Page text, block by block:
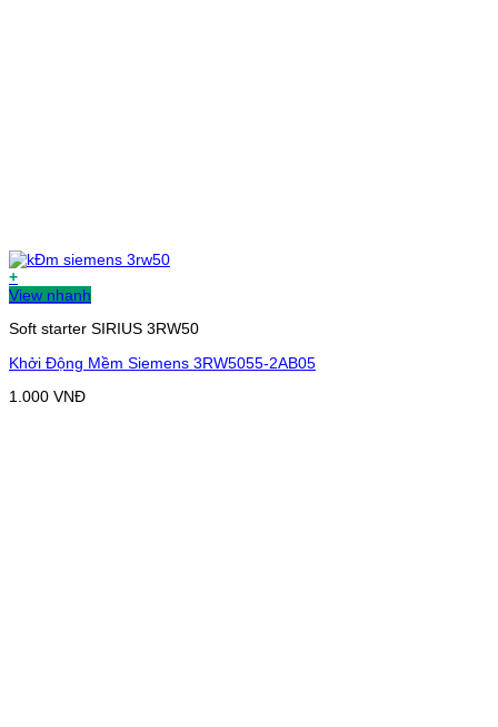
+
View nhanh
Soft starter SIRIUS 3RW50
Khởi Động Mềm Siemens 3RW5055-2AB05
1.000 VNĐ